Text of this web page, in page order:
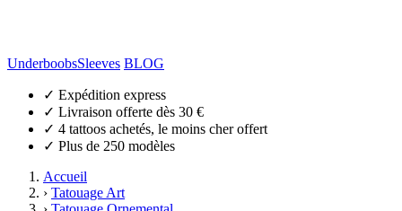
UnderboobsSleeves BLOG
✓ Expédition express
✓ Livraison offerte dès 30 €
✓ 4 tattoos achetés, le moins cher offert
✓ Plus de 250 modèles
Accueil
› Tatouage Art